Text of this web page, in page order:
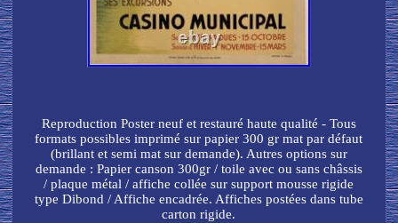
Reproduction Poster neuf et restauré haute qualité - Tous
formats possibles imprimé sur papier 300 gr mat par défaut
(brillant et semi mat sur demande). Autres options sur
demande : Papier canson 300gr / toile avec ou sans châssis
/ plaque métal / affiche collée sur support mousse rigide
type Dibond / Affiche encadrée. Affiches postées dans tube
carton rigide.